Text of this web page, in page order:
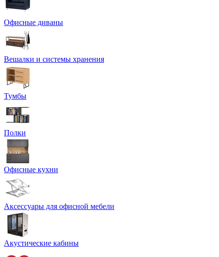
Офисные диваны
Вешалки и системы хранения
Тумбы
Полки
Офисные кухни
Аксессуары для офисной мебели
Акустические кабины